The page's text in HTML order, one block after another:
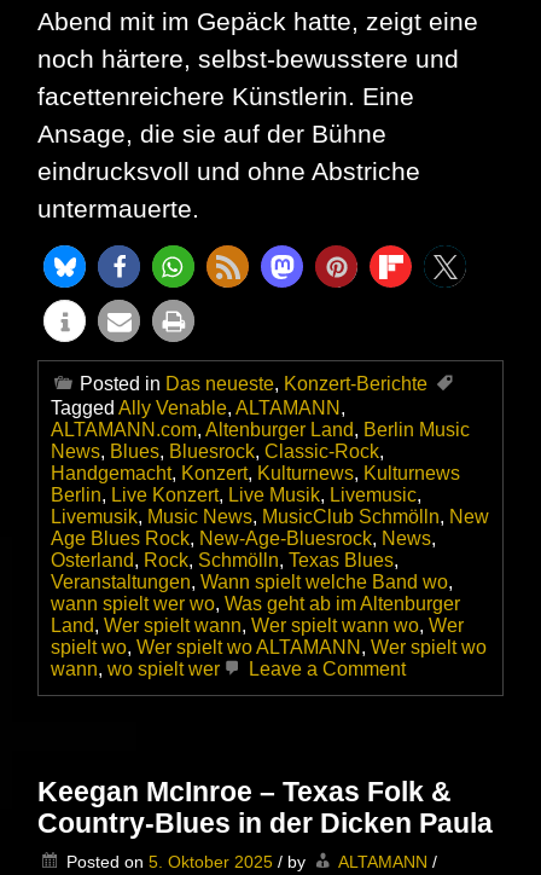
Abend mit im Gepäck hatte, zeigt eine
noch härtere, selbst-bewusstere und
facettenreichere Künstlerin. Eine
Ansage, die sie auf der Bühne
eindrucksvoll und ohne Abstriche
untermauerte.
Posted in Das neueste, Konzert-Berichte
Tagged Ally Venable, ALTAMANN ,
ALTAMANN.com, Altenburger Land, Berlin Music
News, Blues, Bluesrock, Classic-Rock,
Handgemacht, Konzert, Kulturnews, Kulturnews
Berlin, Live Konzert, Live Musik, Livemusic,
Livemusik, Music News, MusicClub Schmölln, New
Age Blues Rock, New-Age-Bluesrock, News,
Osterland, Rock, Schmölln, Texas Blues,
Veranstaltungen, Wann spielt welche Band wo,
wann spielt wer wo, Was geht ab im Altenburger
Land, Wer spielt wann, Wer spielt wann wo, Wer
spielt wo, Wer spielt wo ALTAMANN , Wer spielt wo
wann, wo spielt wer Leave a Commenton
im
MusicClub
Schmölln
Besser
Keegan McInroe – Texas Folk &
Country-Blues in der Dicken Paula
Posted on 5. Oktober 2025 / by ALTAMANN /